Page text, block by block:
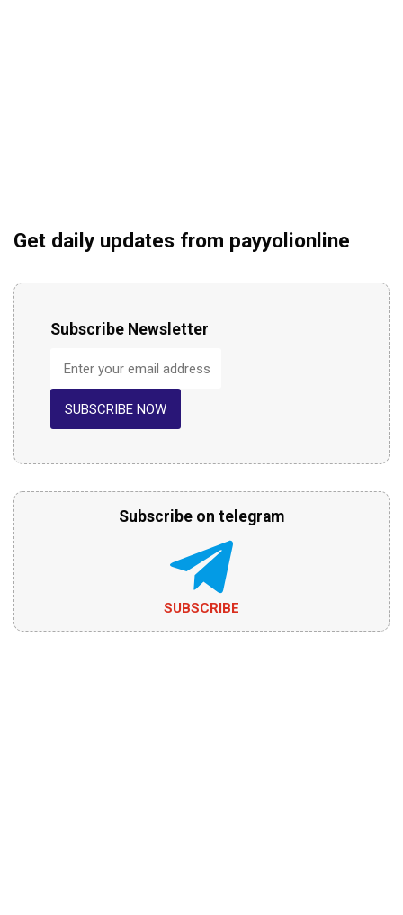
Get daily updates from payyolionline
Subscribe Newsletter
SUBSCRIBE NOW
Subscribe on telegram
SUBSCRIBE